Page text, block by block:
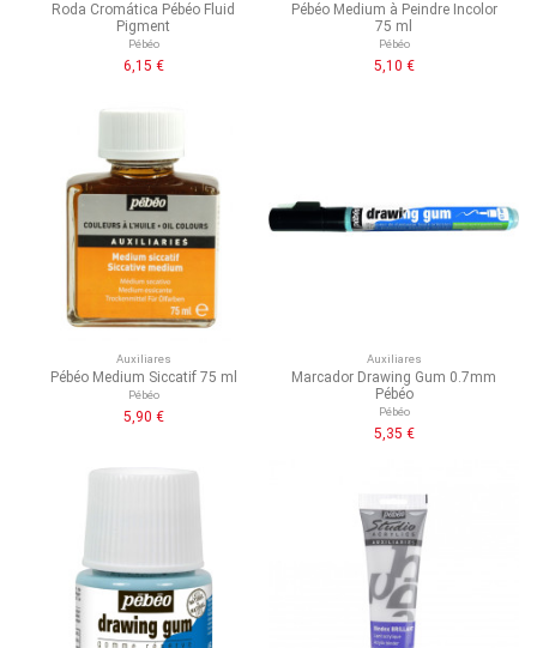
Roda Cromática Pébéo Fluid
Pigment
Pébéo
6,15 €
Pébéo Medium à Peindre Incolor
75 ml
Pébéo
5,10 €
Auxiliares
Pébéo Medium Siccatif 75 ml
Pébéo
5,90 €
Auxiliares
Marcador Drawing Gum 0.7mm
Pébéo
Pébéo
5,35 €